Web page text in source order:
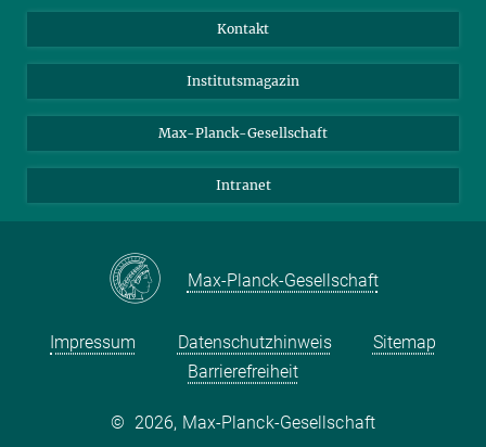
Fördernde
Schulen
Studierende
Bluesky
Facebook
YouTube
Kontakt
Institutsmagazin
Max-Planck-Gesellschaft
Intranet
Max-Planck-Gesellschaft
Impressum Datenschutzhinweis
Sitemap
Barrierefreiheit
© 2026, Max-Planck-Gesellschaft